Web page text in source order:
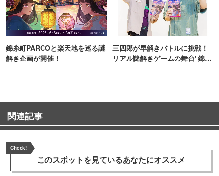
錦糸町PARCOと楽天地を巡る謎
解き企画が開催！
三四郎が早解きバトルに挑戦！
リアル謎解きゲームの舞台"錦糸
関連記事
Check!
このスポットを見ているあなたにオススメ